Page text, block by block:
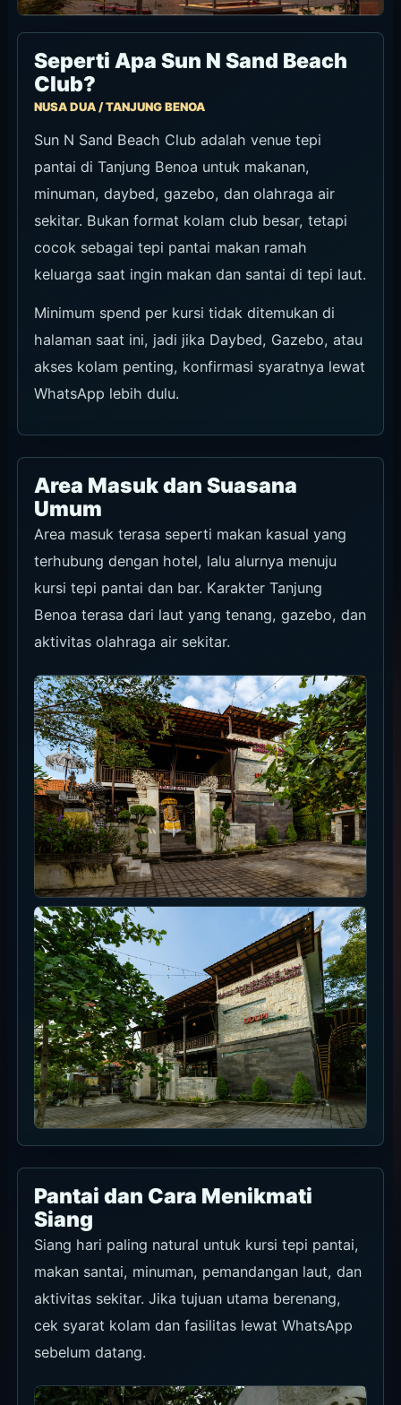
Seperti Apa Sun N Sand Beach
Club?
NUSA DUA / TANJUNG BENOA
Sun N Sand Beach Club adalah venue tepi
pantai di Tanjung Benoa untuk makanan,
minuman, daybed, gazebo, dan olahraga air
sekitar. Bukan format kolam club besar, tetapi
cocok sebagai tepi pantai makan ramah
keluarga saat ingin makan dan santai di tepi laut.
Minimum spend per kursi tidak ditemukan di
halaman saat ini, jadi jika Daybed, Gazebo, atau
akses kolam penting, konfirmasi syaratnya lewat
WhatsApp lebih dulu.
Area Masuk dan Suasana
Umum
Area masuk terasa seperti makan kasual yang
terhubung dengan hotel, lalu alurnya menuju
kursi tepi pantai dan bar. Karakter Tanjung
Benoa terasa dari laut yang tenang, gazebo, dan
aktivitas olahraga air sekitar.
Pantai dan Cara Menikmati
Siang
Siang hari paling natural untuk kursi tepi pantai,
makan santai, minuman, pemandangan laut, dan
aktivitas sekitar. Jika tujuan utama berenang,
cek syarat kolam dan fasilitas lewat WhatsApp
sebelum datang.